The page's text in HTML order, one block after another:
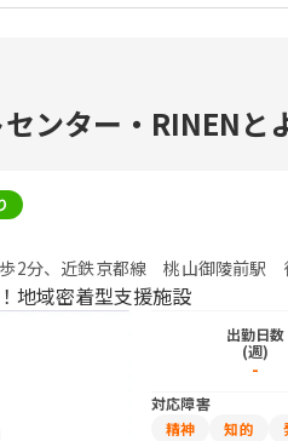
ンター・RINEN
2分、近鉄京都線 桃山御陵前駅
地域密着型支援施設
出勤日数
(週)
-
対応障害
精神
知的